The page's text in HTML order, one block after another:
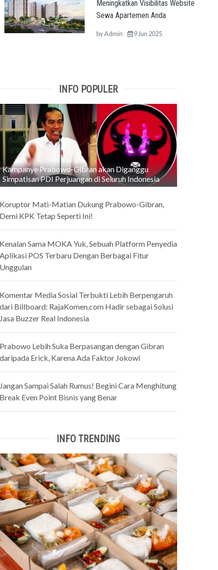
Meningkatkan Visibilitas Website
Sewa Apartemen Anda
byAdmin 9 Jun 2025
INFO POPULER
Kampanye Prabowo-Gibran akan Diganggu
Simpatisan PDI Perjuangan di Seluruh Indonesia
Mati-Matian Dukung Prabowo-Gibran,
KPK Tetap Seperti Ini!
Sama MOKA Yuk, Sebuah Platform Penyedia
POS Terbaru Dengan Berbagai Fitur
Media Sosial Terbukti Lebih Berpengaruh
Billboard: RajaKomen.com Hadir sebagai Solusi
Buzzer Real Indonesia
Lebih Suka Berpasangan dengan Gibran
Erick, Karena Ada Faktor Jokowi
Sampai Salah Rumus! Begini Cara Menghitung
Even Point Bisnis yang Benar
INFO TRENDING